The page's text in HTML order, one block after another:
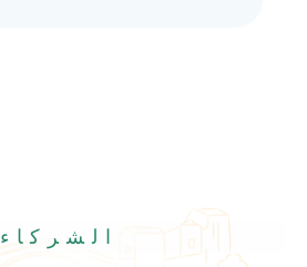
الشركاء